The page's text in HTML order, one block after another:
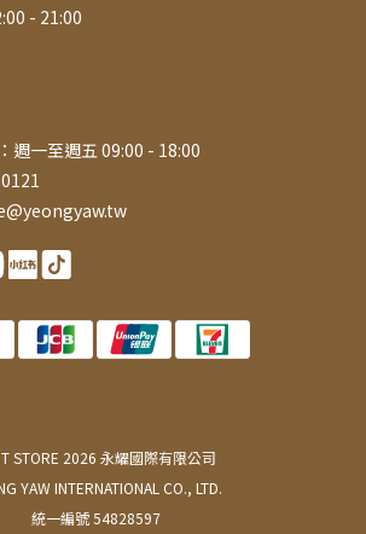
- 21:00
週一至週五 09:00 - 18:00
STORE 2026 永耀國際有限公司
YAW INTERNATIONAL CO., LTD.
統一編號 54828597